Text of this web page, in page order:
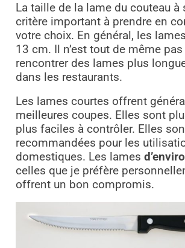
La taille de la lame du couteau à
critère important à prendre en
votre choix. En général, les
13 cm. Il n’est tout de même pas
rencontrer des lames plus
dans les restaurants.
Les lames courtes offrent
meilleures coupes. Elles sont
plus faciles à contrôler. Elles
recommandées pour les
domestiques. Les lames
celles que je préfère
offrent un bon compromis.